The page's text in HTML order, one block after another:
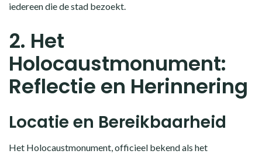
iedereen die de stad bezoekt.
2. Het
Holocaustmonument:
Reflectie en Herinnering
Locatie en Bereikbaarheid
Het Holocaustmonument, officieel bekend als het